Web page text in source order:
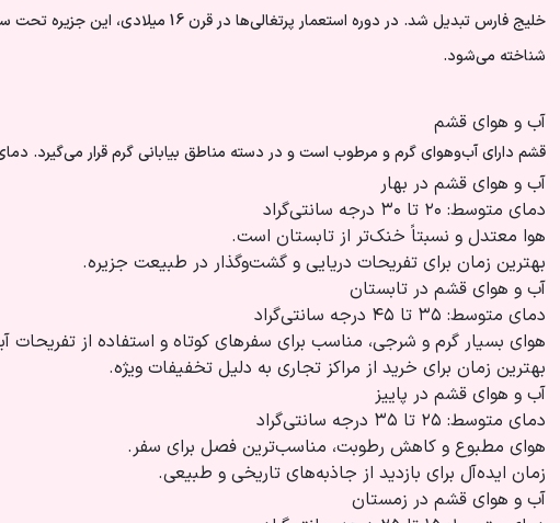
خلیج فارس تبدیل شد. در دوره
شناخته می‌شود.
آب و هوای قشم
قشم دارای آب‌وهوای گرم و مرطوب است و در دسته مناطق بیابانی گرم قرار می‌گیرد.
آب و هوای قشم در بهار
دمای متوسط: ۲۰ تا ۳۰ درجه سانتی‌گراد
هوا معتدل و نسبتاً خنک‌تر از تابستان است.
بهترین زمان برای تفریحات دریایی و گشت‌وگذار در طبیعت جزیره.
آب و هوای قشم در تابستان
دمای متوسط: ۳۵ تا ۴۵ درجه سانتی‌گراد
هوای بسیار گرم و شرجی، مناسب برای سفرهای کوتاه و استفاده از تفریحات
بهترین زمان برای خرید از مراکز تجاری به دلیل تخفیفات ویژه.
آب و هوای قشم در پاییز
دمای متوسط: ۲۵ تا ۳۵ درجه سانتی‌گراد
هوای مطبوع و کاهش رطوبت، مناسب‌ترین فصل برای سفر.
زمان ایده‌آل برای بازدید از جاذبه‌های تاریخی و طبیعی.
آب و هوای قشم در زمستان